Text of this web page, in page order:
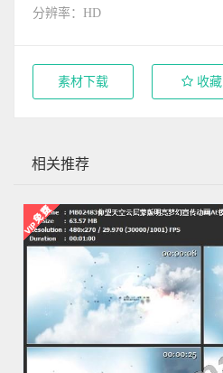
分辨率：HD
素材下载 收藏
相关推荐